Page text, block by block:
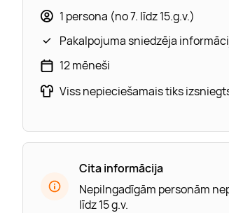
1 persona (no 7. līdz 15.g.v.)
Pakalpojuma sniedzēja
12 mēneši
Viss nepieciešamais tiks
Cita informācija
Nepilngadīgām personām
līdz 15 g.v.